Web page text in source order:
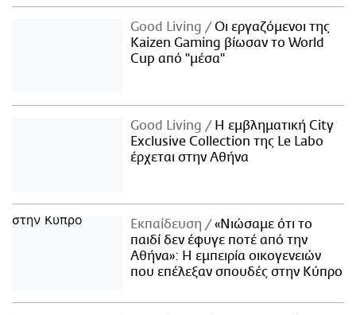
Good Living
Οι εργαζόμενοι της
Kaizen Gaming βίωσαν το World
Cup από "μέσα"
Good Living
Η εμβληματική City
Exclusive Collection της Le Labo
έρχεται στην Αθήνα
Εκπαίδευση
«Νιώσαμε ότι το
παιδί δεν έφυγε ποτέ από την
Αθήνα»: Η εμπειρία οικογενειών
που επέλεξαν σπουδές στην Κύπρο